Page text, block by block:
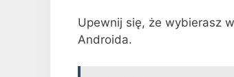
Upewnij się, że wybierasz
Androida.